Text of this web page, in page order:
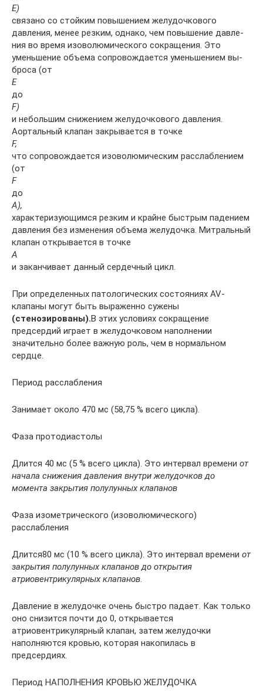
Е)
связано со стойким повышением желудочкового
давления, менее резким, однако, чем повышение давле­
ния во время изоволюмического сокращения. Это
уменьшение объема сопровождается уменьшением вы­
броса (от
Е
до
F)
и небольшим снижением желудочково­го давления.
Аортальный клапан закрывается в точке
F,
что сопровождается изоволюмическим расслаблением
(от
F
до
А),
характеризующимся резким и крайне быст­рым падением
давления без изменения объема желу­дочка. Митральный
клапан открывается в точке
А
и за­канчивает данный сердечный цикл.
При определенных патологических состояниях AV-
клапаны могут быть выраженно сужены
(стенозированы).В этих условиях сокращение
предсердий играет в желудочковом наполнении
значительно бо­лее важную роль, чем в нормальном
сердце.
Период расслабления
Занимает около 470 мс (58,75 % всего цикла).
Фаза протодиастолы
Длится 40 мс (5 % всего цикла). Это интервал времени от
начала снижения давления внутри желудочков до
момента закрытия полулунных клапанов
Фаза изометрического (изоволюмического)
расслабления
Длится80 мс (10 % всего цикла). Это интервал времени от
закрытия полулунных клапанов до открытия
атриовентрикулярных клапанов.
Давление в желудочке очень быстро падает. Как только
оно снизится почти до 0, открывается
атриовентрикулярный клапан, затем желудочки
наполняются кровью, которая накопилась в
предсердиях.
Период НАПОЛНЕНИЯ КРОВЬЮ ЖЕЛУДОЧКА